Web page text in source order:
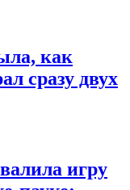
как
сразу двух
игру